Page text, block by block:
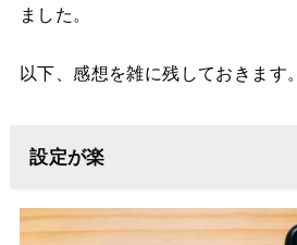
ました。
以下、感想を雑に残しておきます。
設定が楽